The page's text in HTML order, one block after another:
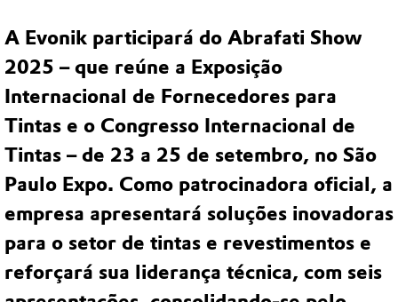
A Evonik participará do Abrafati Show
2025 – que reúne a Exposição
Internacional de Fornecedores para
Tintas e o Congresso Internacional de
Tintas – de 23 a 25 de setembro, no São
Paulo Expo. Como patrocinadora oficial, a
empresa apresentará soluções inovadoras
para o setor de tintas e revestimentos e
reforçará sua liderança técnica, com seis